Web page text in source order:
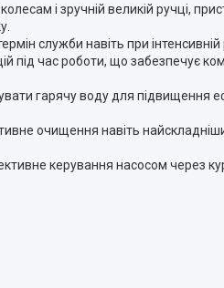
і зручній великій ручці,
служби навіть при
під час роботи, що забезпечує
гарячу воду для підвищення
очищення навіть
керування насосом через